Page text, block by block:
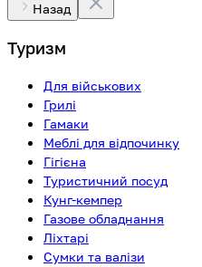
Назад
Туризм
Для військових
Грилі
Гамаки
Меблі для відпочинку
Гігієна
Туристичний посуд
Кунг-кемпер
Газове обладнання
Ліхтарі
Сумки та валізи